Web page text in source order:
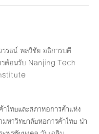
รรธน์ พลวิชัย อธิการบดี
ต้อนรับ Nanjing Tech
ไทยและสภาหอการค้าแห่ง
หาวิทยาลัยหอการค้าไทย นำ